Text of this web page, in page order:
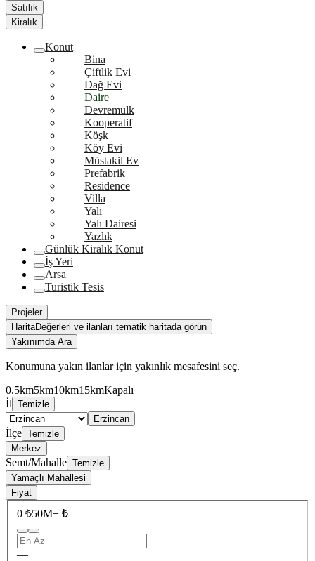
Satılık
Kiralık
Konut
Bina
Çiftlik Evi
Dağ Evi
Daire
Devremülk
Kooperatif
Köşk
Köy Evi
Müstakil Ev
Prefabrik
Residence
Villa
Yalı
Yalı Dairesi
Yazlık
Günlük Kiralık Konut
İş Yeri
Arsa
Turistik Tesis
Projeler
HaritaDeğerleri ve ilanları tematik haritada görün
Yakınımda Ara
Konumuna yakın ilanlar için yakınlık mesafesini seç.
0.5km5km10km15kmKapalı
İl Temizle
Erzincan
İlçe Temizle
Merkez
Semt/Mahalle Temizle
Yamaçlı Mahallesi
Fiyat
0 ₺50M+ ₺
—